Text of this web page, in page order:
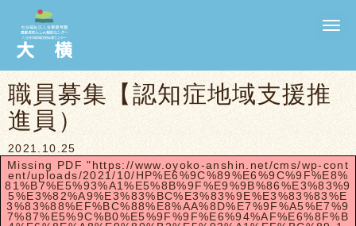
N
i
職員募集【認知症地域支援推
進員）
2021.10.25
Missing PDF "https://www.oyoko-anshin.net/cms/wp-cont
ent/uploads/2021/10/HP%E6%9C%89%E6%9C%9F%E8%
81%B7%E5%93%A1%E5%8B%9F%E9%9B%86%E3%83%9
5%E3%82%A9%E3%83%BC%E3%83%9E%E3%83%83%E
3%83%88%EF%BC%88%E8%AA%8D%E7%9F%A5%E7%9
7%87%E5%9C%B0%E5%9F%9F%E6%94%AF%E6%8F%B